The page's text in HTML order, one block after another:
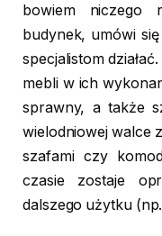
bowiem niczego
budynek, umówi
specjalistom
mebli w ich
sprawny, a także
wielodniowej walce
szafami czy
czasie zostaje
dalszego użytku